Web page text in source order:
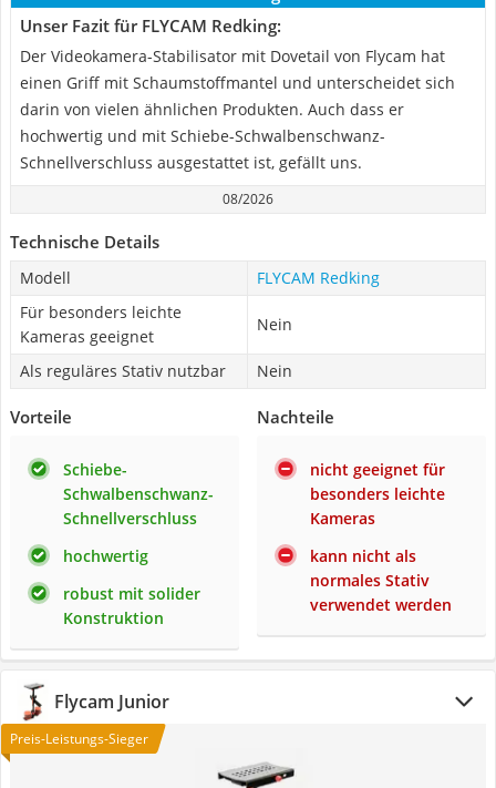
Unser Fazit für FLYCAM Redking:
Der Videokamera-Stabilisator mit Dovetail von Flycam hat
einen Griff mit Schaumstoffmantel und unterscheidet sich
darin von vielen ähnlichen Produkten. Auch dass er
hochwertig und mit Schiebe-Schwalbenschwanz-
Schnellverschluss ausgestattet ist, gefällt uns.
08/2026
Technische Details
Modell
FLYCAM Redking
Für besonders leichte
Kameras geeignet
Nein
Als reguläres Stativ nutzbar Nein
Vorteile
Schiebe-
Schwalbenschwanz-
Schnellverschluss
hochwertig
robust mit solider
Konstruktion
Nachteile
nicht geeignet für
besonders leichte
Kameras
kann nicht als
normales Stativ
verwendet werden
Flycam Junior
Preis-Leistungs-Sieger